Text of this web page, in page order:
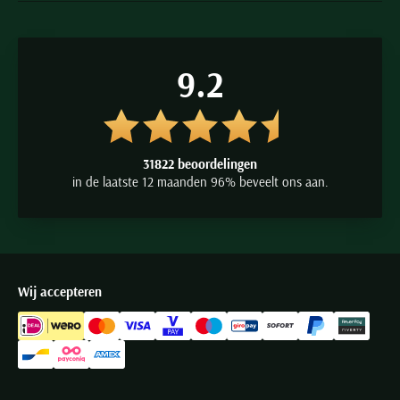
maat korte heren broeken van Meyer vindt u in onze winkel in
Hillegom waar u wordt geholpen door onze ervaren verkopers.
Meyer herenkleding
9.2
31822 beoordelingen
in de laatste 12 maanden 96% beveelt ons aan.
Wij accepteren